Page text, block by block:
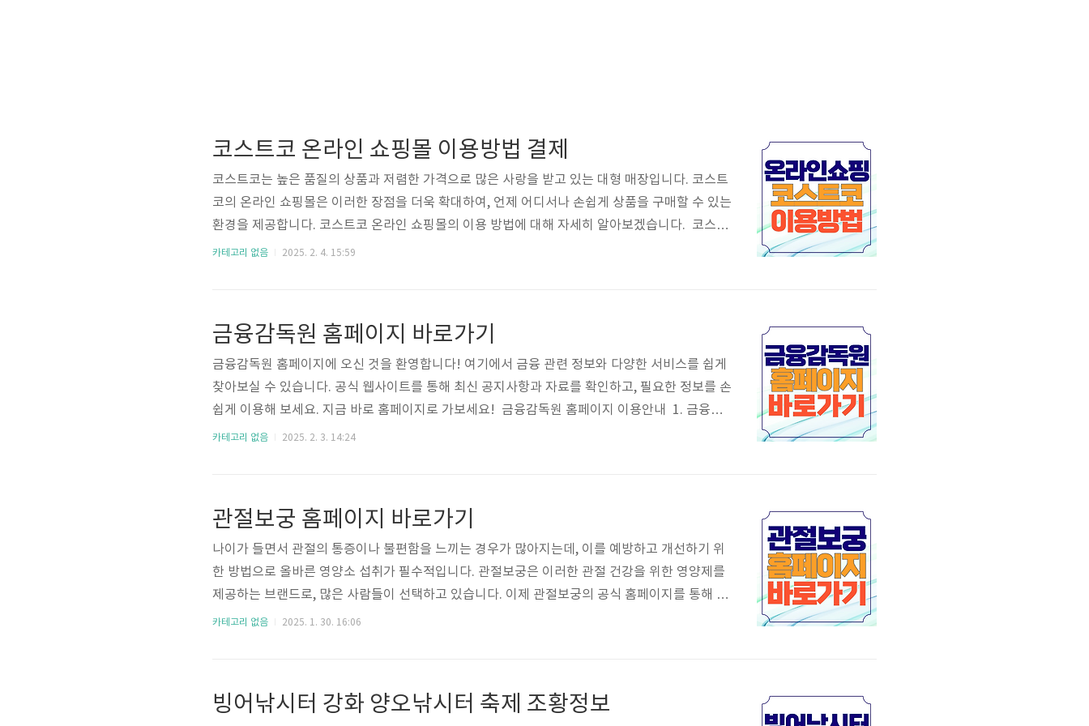
코스트코 온라인 쇼핑몰 이용방법 결제
코스트코는 높은 품질의 상품과 저렴한 가격으로 많은 사랑을 받고 있는 대형 매장입니다. 코스트
코의 온라인 쇼핑몰은 이러한 장점을 더욱 확대하여, 언제 어디서나 손쉽게 상품을 구매할 수 있는
환경을 제공합니다. 코스트코 온라인 쇼핑몰의 이용 방법에 대해 자세히 알아보겠습니다. 코스트
코 회원권 가격인상 1. 코스트코 회원 가입방법 코스트코 온라인 쇼핑몰을 이용하기 위해서는 먼
몰 바로가기 2) 회원 가입 클릭, 정보입력..
카테고리 없음 2025. 2. 4. 15:59
금융감독원 홈페이지 바로가기
금융감독원 홈페이지에 오신 것을 환영합니다! 여기에서 금융 관련 정보와 다양한 서비스를 쉽게
찾아보실 수 있습니다. 공식 웹사이트를 통해 최신 공지사항과 자료를 확인하고, 필요한 정보를 손
쉽게 이용해 보세요. 지금 바로 홈페이지로 가보세요! 금융감독원 홈페이지 이용안내 1. 금융감
독원 홈페이지 바로가기 PC버전은 공식 웹사이트에서 쉽게 다운로드할 수 있습니다. 아래의 단
서 해결할 수 있는 ..
카테고리 없음 2025. 2. 3. 14:24
관절보궁 홈페이지 바로가기
나이가 들면서 관절의 통증이나 불편함을 느끼는 경우가 많아지는데, 이를 예방하고 개선하기 위
한 방법으로 올바른 영양소 섭취가 필수적입니다. 관절보궁은 이러한 관절 건강을 위한 영양제를
제공하는 브랜드로, 많은 사람들이 선택하고 있습니다. 이제 관절보궁의 공식 홈페이지를 통해 다
양한 제품 정보를 확인하고, 여러분의 건강을 지키기 위한 첫걸음을 내디뎌 보세요. 관절보궁 먹
들은 체내에서 쉽게 흡수되어 효과를 극대화할 수 있도록 설..
카테고리 없음 2025. 1. 30. 16:06
빙어낚시터 강화 양오낚시터 축제 조황정보